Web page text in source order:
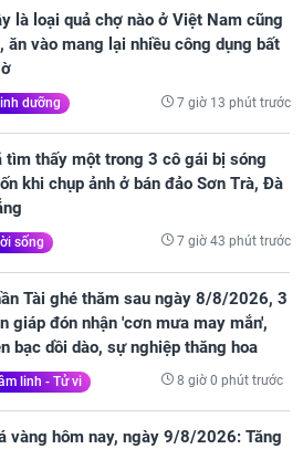
là loại quả chợ nào ở Việt Nam cũng
ăn vào mang lại nhiều công dụng bất
dưỡng 7 giờ 13 phút trước
tìm thấy một trong 3 cô gái bị sóng
khi chụp ảnh ở bán đảo Sơn Trà, Đà
sống 7 giờ 43 phút trước
Tài ghé thăm sau ngày 8/8/2026, 3
giáp đón nhận 'cơn mưa may mắn',
bạc dồi dào, sự nghiệp thăng hoa
linh - Tử vi 8 giờ 0 phút trước
vàng hôm nay, ngày 9/8/2026: Tăng